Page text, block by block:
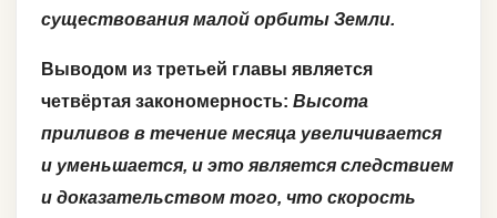
существования малой орбиты Земли.
Выводом из третьей главы является
четвёртая закономерность: Высота
приливов в течение месяца увеличивается
и уменьшается, и это является следствием
и доказательством того, что скорость